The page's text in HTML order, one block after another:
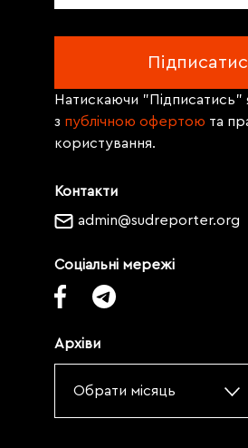
Контакти
admin@sudreporter.org
Соціальні мережі
Архіви
Обрати місяць
Натискаючи
з публічною офертою та
користування.